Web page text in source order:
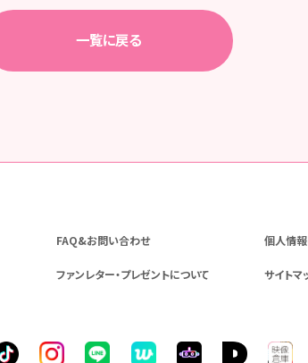
一覧に戻る
FAQ&お問い合わせ 個人情
ファンレター・プレゼントについて サイトマ